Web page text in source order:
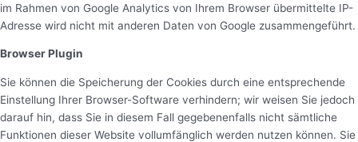
im Rahmen von Google Analytics von Ihrem Browser übermittelte IP-
Adresse wird nicht mit anderen Daten von Google zusammengeführt.
Browser Plugin
Sie können die Speicherung der Cookies durch eine entsprechende
Einstellung Ihrer Browser-Software verhindern; wir weisen Sie jedoch
darauf hin, dass Sie in diesem Fall gegebenenfalls nicht sämtliche
Funktionen dieser Website vollumfänglich werden nutzen können. Sie